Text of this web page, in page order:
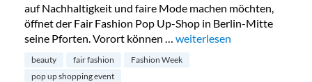
auf Nachhaltigkeit und faire Mode machen möchten,
öffnet der Fair Fashion Pop Up-Shop in Berlin-Mitte
seine Pforten. Vorort können … „Fair Fashion Pop Up-Shop
weiterlesen
beauty fair fashion
Fashion Week
pop up shopping event